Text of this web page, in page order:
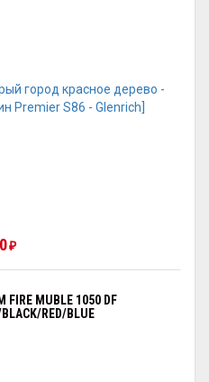
0 ₽
MUBLE 1050 DF
RED/BLUE